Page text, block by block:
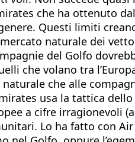
che ha ottenuto
Questi limiti
naturale dei
del Golfo
che volano tra
che alle
usa la tattica
a cifre irragionevoli
Lo ha fatto con